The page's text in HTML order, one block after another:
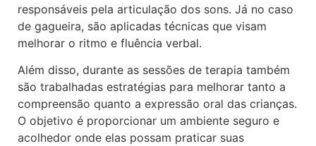
responsáveis pela articulação dos sons. Já no caso
de gagueira, são aplicadas técnicas que visam
melhorar o ritmo e fluência verbal.
Além disso, durante as sessões de terapia também
são trabalhadas estratégias para melhorar tanto a
compreensão quanto a expressão oral das crianças.
O objetivo é proporcionar um ambiente seguro e
acolhedor onde elas possam praticar suas